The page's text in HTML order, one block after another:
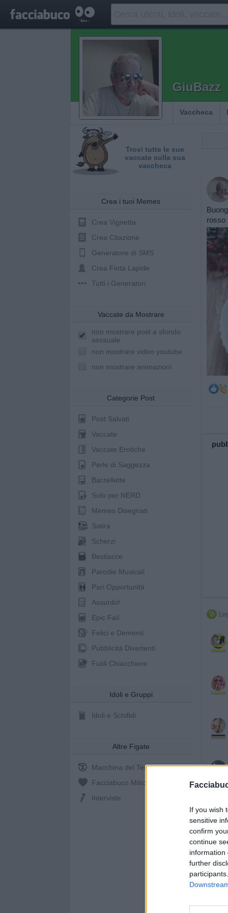
If you wish
sensitive
confirm
continue
information
further
GiuBazz
Vaccheca
Trovi tutte le sue
vaccate sulla sua
vaccheca
Crea i tuoi Memes
Crea Vignetta
Crea Citazione
Generatore di SMS
Crea Finta Lapide
Tutti i Generatori
Vaccate da Mostrare
non mostrare post a sfondo
sessuale
non mostrare video youtube
non mostrare animazioni
Categorie Post
Post Salvati
Vaccate
Vaccate Erotiche
Perle di Saggezza
Barzellette
Solo per NERD
Memes Disegnati
Satira
Scherzi
Bestiacce
Parodie Musicali
Pari Opportunità
Assurdo!
Epic Fail
Felici e Dementi
Pubblicità Divertenti
Futili Chiacchiere
Idoli e Gruppi
Idoli e Schifidi
Altre Figate
Macchina del Tempo
Facciabuco Mitic
Interviste
rosso
